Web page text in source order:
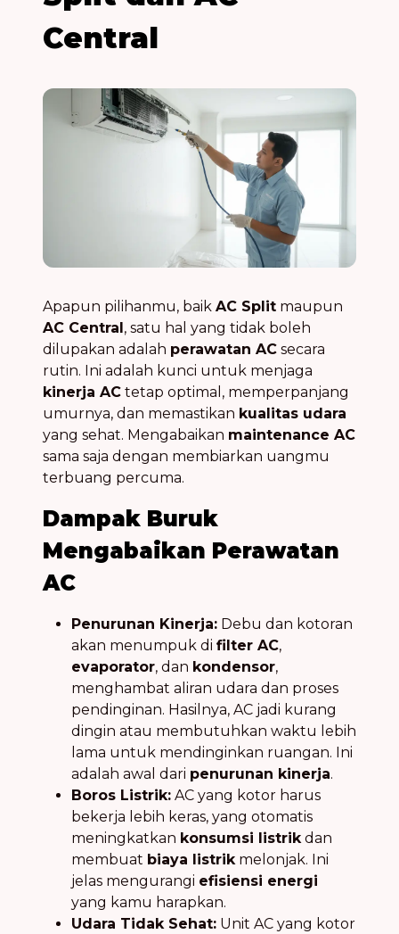
Central
Apapun pilihanmu, baik AC Split maupun
AC Central , satu hal yang tidak boleh
dilupakan adalah perawatan AC secara
rutin. Ini adalah kunci untuk menjaga
kinerja AC tetap optimal, memperpanjang
umurnya, dan memastikan kualitas udara
yang sehat. Mengabaikan maintenance AC
sama saja dengan membiarkan uangmu
terbuang percuma.
Dampak Buruk
Mengabaikan Perawatan
AC
Penurunan Kinerja: Debu dan kotoran
akan menumpuk di filter AC,
evaporator, dan kondensor,
menghambat aliran udara dan proses
pendinginan. Hasilnya, AC jadi kurang
dingin atau membutuhkan waktu lebih
lama untuk mendinginkan ruangan. Ini
adalah awal dari penurunan kinerja.
Boros Listrik: AC yang kotor harus
bekerja lebih keras, yang otomatis
meningkatkan konsumsi listrikdan
membuat biaya listrikmelonjak. Ini
jelas mengurangi efisiensi energi
yang kamu harapkan.
Udara Tidak Sehat: Unit AC yang kotor